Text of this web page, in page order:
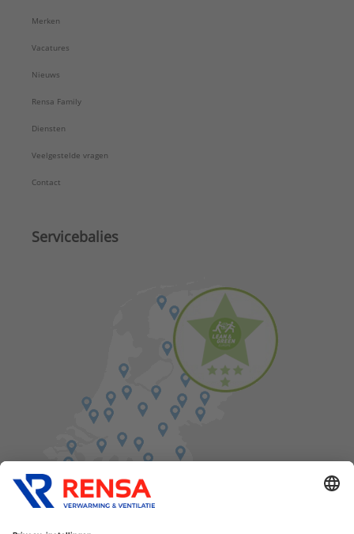
Merken
Vacatures
Nieuws
Rensa Family
Diensten
Veelgestelde vragen
Contact
Servicebalies